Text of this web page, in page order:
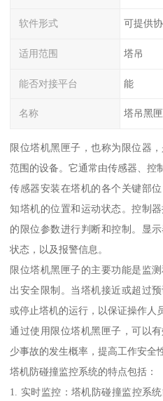
软件形式 可提供
适用范围 塔吊
能否对接平台 能
名称 塔吊黑
限位塔机黑匣子，也称为限位器
范围的设备。它通常由传感器、控
传感器安装在塔机的各个关键部
知塔机的位置和运动状态。控制
的限位参数进行判断和控制。显
状态，以及报警信息。
限位塔机黑匣子的主要功能是监
出安全限制。当塔机接近或超过
或停止塔机的运行，以保证操作人
通过使用限位塔机黑匣子，可以
少事故的发生概率，提高工作安全
塔机防碰撞监控系统的特点包括：
1. 实时监控：塔机防碰撞监控系